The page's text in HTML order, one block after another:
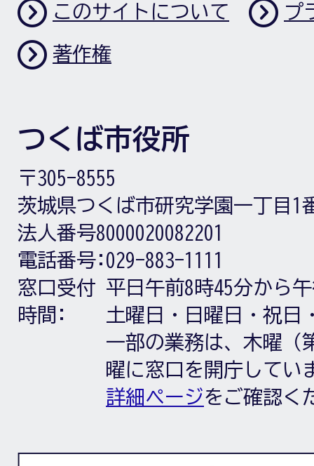
このサイトについて プ
著作権
つくば市役所
〒305-8555
茨城県つくば市研究学園一丁目1
法人番号8000020082201
電話番号: 029-883-1111
窓口受付
時間:
平日午前8時45分から
土曜日・日曜日・祝日
一部の業務は、木曜（
曜に窓口を開庁してい
詳細ページをご確認く